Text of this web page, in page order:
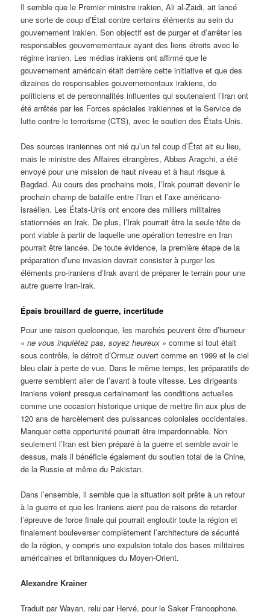
Il semble que le Premier ministre irakien, Ali al-Zaidi, ait lancé
une sorte de coup d’État contre certains éléments au sein du
gouvernement irakien. Son objectif est de purger et d’arrêter les
responsables gouvernementaux ayant des liens étroits avec le
régime iranien. Les médias irakiens ont affirmé que le
gouvernement américain était derrière cette initiative et que des
dizaines de responsables gouvernementaux irakiens, de
politiciens et de personnalités influentes qui soutenaient l’Iran ont
été arrêtés par les Forces spéciales irakiennes et le Service de
lutte contre le terrorisme (CTS), avec le soutien des États-Unis.
Des sources iraniennes ont nié qu’un tel coup d’État ait eu lieu,
mais le ministre des Affaires étrangères, Abbas Aragchi, a été
envoyé pour une mission de haut niveau et à haut risque à
Bagdad. Au cours des prochains mois, l’Irak pourrait devenir le
prochain champ de bataille entre l’Iran et l’axe américano-
israélien. Les États-Unis ont encore des milliers militaires
stationnées en Irak. De plus, l’Irak pourrait être la seule tête de
pont viable à partir de laquelle une opération terrestre en Iran
pourrait être lancée. De toute évidence, la première étape de la
préparation d’une invasion devrait consister à purger les
éléments pro-iraniens d’Irak avant de préparer le terrain pour une
autre guerre Iran-Irak.
Épais brouillard de guerre, incertitude
Pour une raison quelconque, les marchés peuvent être d’humeur
«ne vous inquiétez pas, soyez heureux » comme si tout était
sous contrôle, le détroit d’Ormuz ouvert comme en 1999 et le ciel
bleu clair à perte de vue. Dans le même temps, les préparatifs de
guerre semblent aller de l’avant à toute vitesse. Les dirigeants
iraniens voient presque certainement les conditions actuelles
comme une occasion historique unique de mettre fin aux plus de
120 ans de harcèlement des puissances coloniales occidentales.
Manquer cette opportunité pourrait être impardonnable. Non
seulement l’Iran est bien préparé à la guerre et semble avoir le
dessus, mais il bénéficie également du soutien total de la Chine,
de la Russie et même du Pakistan.
Dans l’ensemble, il semble que la situation soit prête à un retour
à la guerre et que les Iraniens aient peu de raisons de retarder
l’épreuve de force finale qui pourrait engloutir toute la région et
finalement bouleverser complètement l’architecture de sécurité
de la région, y compris une expulsion totale des bases militaires
américaines et britanniques du Moyen-Orient.
Alexandre Krainer
Traduit par Wayan, relu par Hervé, pour le Saker Francophone.